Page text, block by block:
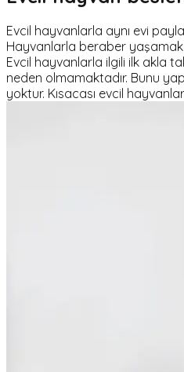
Evcil hayvanlarla aynı evi
Hayvanlarla beraber yaşamak
Evcil hayvanlarla ilgili ilk akla
neden olmamaktadır. Bunu
yoktur. Kısacası evcil